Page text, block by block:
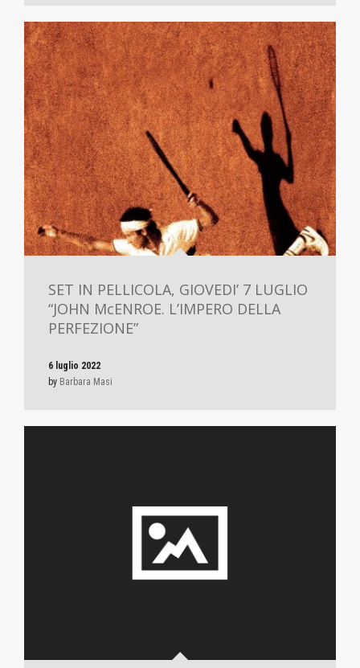
SET IN PELLICOLA, GIOVEDI’ 7 LUGLIO
“JOHN McENROE. L’IMPERO DELLA
PERFEZIONE”
6 luglio 2022
by Barbara Masi